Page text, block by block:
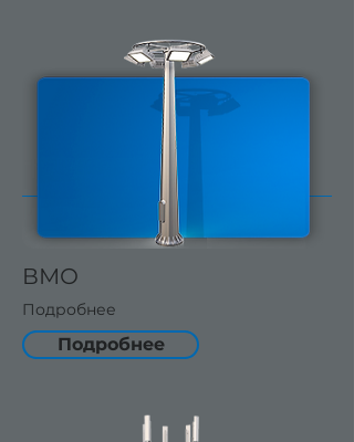
ВМО
Подробнее
Подробнее